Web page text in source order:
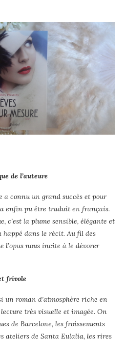
de l’auteure
a connu un grand succès et pour
enfin pu être traduit en français.
c’est la plume sensible, élégante et
happé dans le récit. Au fil des
l’opus nous incite à le dévorer
frivole
un roman d’atmosphère riche en
très visuelle et imagée. On
de Barcelone, les froissements
ateliers de Santa Eulalia, les rires